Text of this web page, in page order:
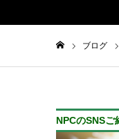
ブログ
NPCのSNSご